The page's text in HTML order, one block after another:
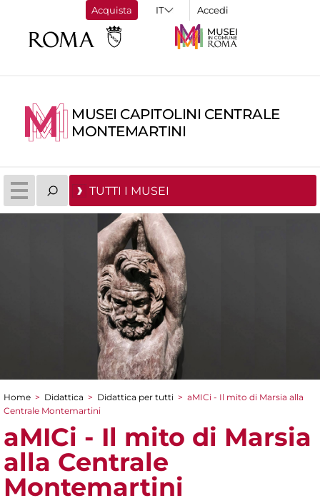
Acquista Accedi
MUSEI CAPITOLINI CENTRALE
MONTEMARTINI
TUTTI I MUSEI
Tu sei qui
Home > Didattica > Didattica per tutti > aMICi - Il mito di Marsia alla
Centrale Montemartini
aMICi - Il mito di Marsia
alla Centrale
Montemartini